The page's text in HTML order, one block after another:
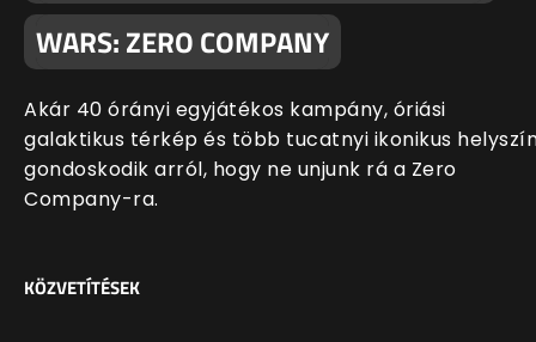
WARS: ZERO COMPANY
Akár 40 órányi egyjátékos kampány, óriási
galaktikus térkép és több tucatnyi ikonikus
gondoskodik arról, hogy ne unjunk rá a Zero
Company-ra.
KÖZVETÍTÉSEK